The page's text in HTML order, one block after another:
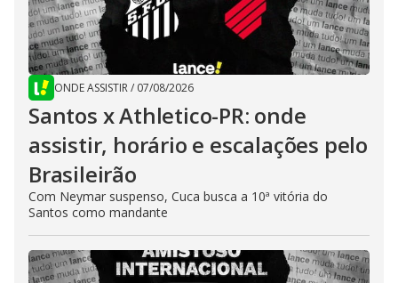
ONDE ASSISTIR/ 07/08/2026
Santos x Athletico-PR: onde
assistir, horário e escalações pelo
Brasileirão
Com Neymar suspenso, Cuca busca a 10ª vitória do
Santos como mandante